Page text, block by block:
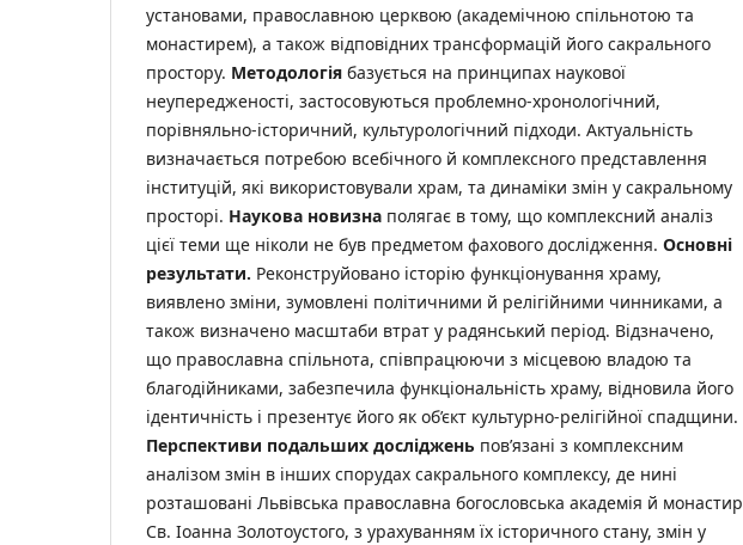
установами, православною церквою (академічною спільнотою та
монастирем), а також відповідних трансформацій його сакрального
простору. Методологія базується на принципах наукової
неупередженості, застосовуються проблемно-хронологічний,
порівняльно-історичний, культурологічний підходи. Актуальність
визначається потребою всебічного й комплексного представлення
інституцій, які використовували храм, та динаміки змін у сакральному
просторі. Наукова новизна полягає в тому, що комплексний аналіз
цієї теми ще ніколи не був предметом фахового дослідження. Основні
результати. Реконструйовано історію функціонування храму,
виявлено зміни, зумовлені політичними й релігійними чинниками, а
також визначено масштаби втрат у радянський період. Відзначено,
що православна спільнота, співпрацюючи з місцевою владою та
благодійниками, забезпечила функціональність храму, відновила його
ідентичність і презентує його як об’єкт культурно-релігійної спадщини.
Перспективи подальших досліджень пов’язані з комплексним
аналізом змін в інших спорудах сакрального комплексу, де нині
розташовані Львівська православна богословська академія й монастир
Св. Іоанна Золотоустого, з урахуванням їх історичного стану, змін у